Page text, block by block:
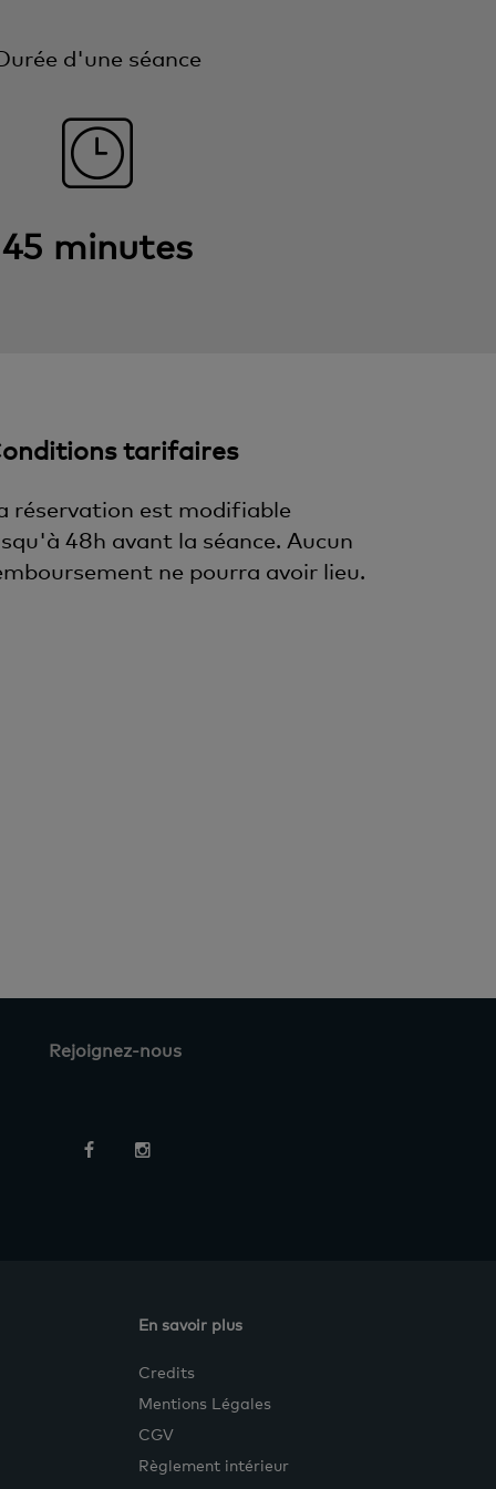
d'une séance
45 minutes
tarifaires
réservation est modifiable
48h avant la séance. Aucun
ne pourra avoir lieu.
Rejoignez-nous
En savoir plus
Credits
Mentions Légales
CGV
Règlement intérieur